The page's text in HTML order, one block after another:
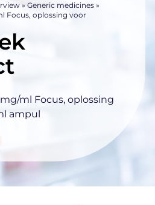
» Generic medicines »
Focus, oplossing voor
ml Focus, oplossing
ampul